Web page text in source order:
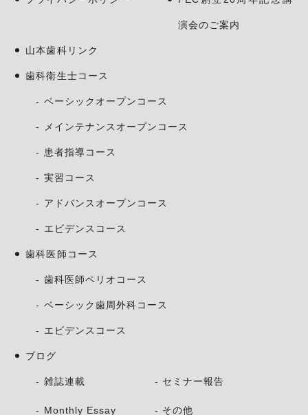
演会のご案内
山本歯科リンク
歯科衛生士コース
ベーシックオープンコース
メインテナンスオープンコース
患者指導コース
実習コース
アドバンスオープンコース
エビデンスコース
歯科医師コース
歯科医師ペリオコース
ベーシック歯周外科コース
エビデンスコース
ブログ
雑誌連載 セミナー報告
Monthly Essay その他